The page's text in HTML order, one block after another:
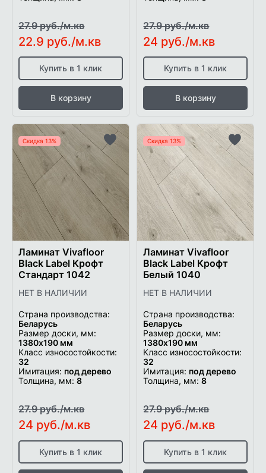
27.9 руб./м.кв
22.9 руб./м.кв
Купить в 1 клик
В корзину
27.9 руб./м.кв
24 руб./м.кв
Купить в 1 клик
В корзину
Скидка 13%
Добавить
в
список
желаемого
Ламинат Vivafloor
Black Label Крофт
Стандарт 1042
НЕТ В НАЛИЧИИ
Страна производства:
Беларусь
Размер доски, мм:
1380х190 мм
Класс износостойкости:
32
Имитация: под дерево
Толщина, мм:8
27.9 руб./м.кв
24 руб./м.кв
Купить в 1 клик
Скидка 13%
в
список
Ламинат Vivafloor
Black Label Крофт
Белый 1040
НЕТ В НАЛИЧИИ
Страна производства:
Беларусь
Размер доски, мм:
1380х190 мм
Класс износостойкости:
32
Имитация: под дерево
Толщина, мм:8
27.9 руб./м.кв
24 руб./м.кв
Купить в 1 клик